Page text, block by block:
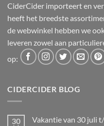
CiderCider importeert en
heeft het breedste
de webwinkel hebben we
leveren zowel aan
op:
CIDERCIDER BLOG
30 Vakantie van 30 juli